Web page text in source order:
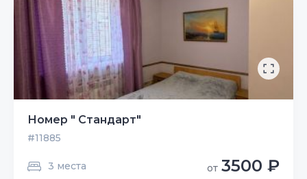
Номер " Стандарт"
#11885
3 места от 3500 ₽